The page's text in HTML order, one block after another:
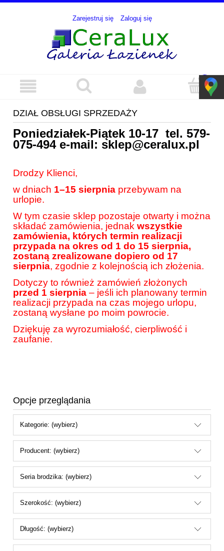
Zarejestruj się Zaloguj się
DZIAŁ OBSŁUGI SPRZEDAŻY
Poniedziałek-Piątek 10-17 tel. 579-
075-494e-mail: sklep@ceralux.pl
Drodzy Klienci,
w dniach 1–15 sierpnia przebywam na
urlopie.
W tym czasie sklep pozostaje otwarty i można
składać zamówienia, jednak wszystkie
zamówienia, których termin realizacji
przypada na okres od 1 do 15 sierpnia,
zostaną zrealizowane dopiero od 17
sierpnia, zgodnie z kolejnością ich złożenia.
Dotyczy to również zamówień złożonych
przed 1 sierpnia – jeśli ich planowany termin
realizacji przypada na czas mojego urlopu,
zostaną wysłane po moim powrocie.
Dziękuję za wyrozumiałość, cierpliwość i
zaufanie.
Opcje przeglądania
Kategorie: (wybierz)
Producent: (wybierz)
Seria brodzika: (wybierz)
Szerokość: (wybierz)
Długość: (wybierz)